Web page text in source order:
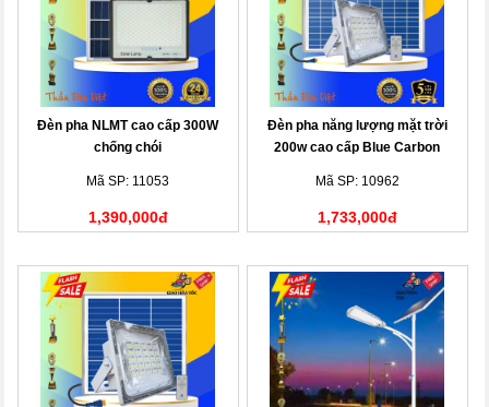
Đèn pha NLMT cao cấp 300W
chống chói
Mã SP: 11053
1,390,000đ
Đèn pha năng lượng mặt trời
200w cao cấp Blue Carbon
Mã SP: 10962
1,733,000đ